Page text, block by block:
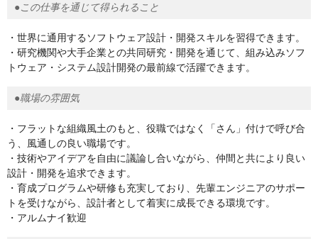
●この仕事を通じて得られること
・世界に通用するソフトウェア設計・開発スキルを習得できます。
・研究機関や大手企業との共同研究・開発を通じて、組み込みソフ
トウェア・システム設計開発の最前線で活躍できます。
●職場の雰囲気
・フラットな組織風土のもと、役職ではなく「さん」付けで呼び合
う、風通しの良い職場です。
・技術やアイデアを自由に議論し合いながら、仲間と共により良い
設計・開発を追求できます。
・育成プログラムや研修も充実しており、先輩エンジニアのサポー
トを受けながら、設計者として着実に成長できる環境です。
・アルムナイ歓迎